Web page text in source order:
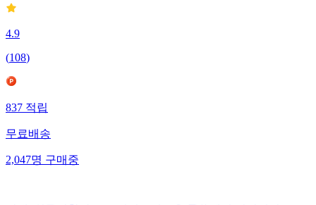
4.9
(108)
837적립
무료배송
2,047명구매중